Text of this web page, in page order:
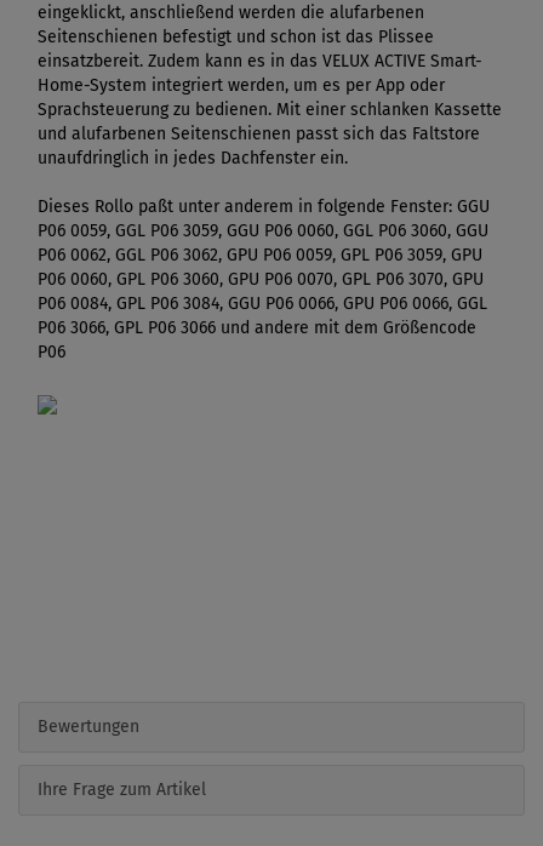
eingeklickt, anschließend werden die alufarbenen
Seitenschienen befestigt und schon ist das Plissee
einsatzbereit. Zudem kann es in das VELUX ACTIVE Smart-
Home-System integriert werden, um es per App oder
Sprachsteuerung zu bedienen. Mit einer schlanken Kassette
und alufarbenen Seitenschienen passt sich das Faltstore
unaufdringlich in jedes Dachfenster ein.
Dieses Rollo paßt unter anderem in folgende Fenster: GGU
P06 0059, GGL P06 3059, GGU P06 0060, GGL P06 3060, GGU
P06 0062, GGL P06 3062, GPU P06 0059, GPL P06 3059, GPU
P06 0060, GPL P06 3060, GPU P06 0070, GPL P06 3070, GPU
P06 0084, GPL P06 3084, GGU P06 0066, GPU P06 0066, GGL
P06 3066, GPL P06 3066 und andere mit dem Größencode
P06
Bewertungen
Ihre Frage zum Artikel